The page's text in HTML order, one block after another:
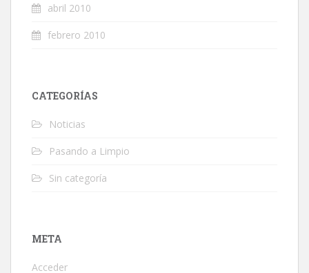
abril 2010
febrero 2010
CATEGORÍAS
Noticias
Pasando a Limpio
Sin categoría
META
Acceder